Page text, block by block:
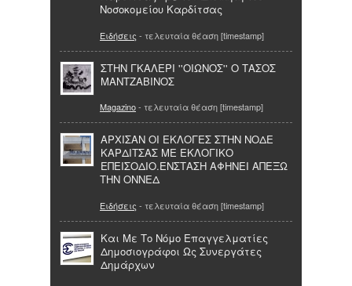
Νοσοκομείου Καρδίτσας
Ειδήσεις - τελευταία θέαση [timestamp]
ΣΤΗΝ ΓΚΑΛΕΡΙ ''ΟΙΩΝΟΣ'' Ο ΤΑΣΟΣ
ΜΑΝΤΖΑΒΙΝΟΣ
Magazino- τελευταία θέαση [timestamp]
ΑΡΧΙΣΑΝ ΟΙ ΕΚΛΟΓΕΣ ΣΤΗΝ ΝΟΔΕ
ΚΑΡΔΙΤΣΑΣ ΜΕ ΕΚΛΟΓΙΚΟ
ΕΠΕΙΣΟΔΙΟ.ΕΝΣΤΑΣΗ ΑΦΗΝΕΙ ΑΠΕΞΩ
ΤΗΝ ΟΝΝΕΔ
Ειδήσεις - τελευταία θέαση [timestamp]
Και Με Το Νόμο Επαγγελματίες
Δημοσιογράφοι Ως Συνεργάτες
Δημάρχων